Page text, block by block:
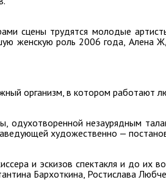
сцены трудятся молодые
женскую роль 2006 года, Алена
организм, в котором работают
одухотворенной незаурядным
художественно —
и эскизов спектакля и до их
Бархоткина, Ростислава